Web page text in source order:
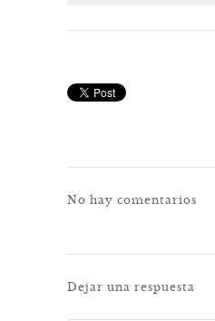
No hay comentarios
Dejar una respuesta